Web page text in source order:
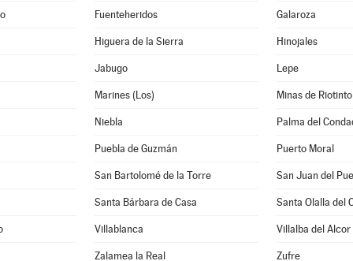
Fuenteheridos Galaroza
Higuera de la Sierra Hinojales
Jabugo Lepe
Marines (Los) Minas de Riotinto
Niebla Palma del
Puebla de Guzmán Puerto Moral
San Bartolomé de la Torre San Juan del
Santa Bárbara de Casa Santa Olalla del
Villablanca Villalba del Alcor
Zalamea la Real Zufre